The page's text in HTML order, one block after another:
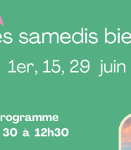
calme et de bonne
certifiée RNCP, je
palmaire et
au farniente en